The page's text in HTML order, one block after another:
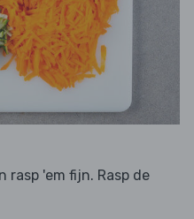
rasp 'em fijn. Rasp de